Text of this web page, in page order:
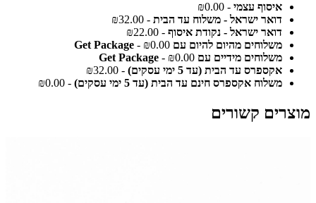
איסוף עצמי - ₪0.00
דואר ישראל - משלוח עד הבית - ₪32.00
דואר ישראל - נקודת איסוף - ₪22.00
משלוחים מהיום להיום עם Get Package - ₪0.00
משלוחים מידיים עם Get Package - ₪0.00
אקספרס עד הבית (עד 5 ימי עסקים)
- ₪32.00
משלוח אקספרס חינם עד הבית (עד 5 ימי עסקים)
- ₪0.00
מוצרים קשורים